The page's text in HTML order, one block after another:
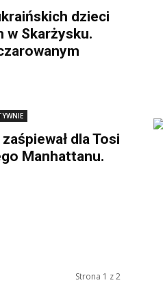
dzieci
w Skarżysku.
dla Tosi
Manhattanu.
Strona 1 z 2